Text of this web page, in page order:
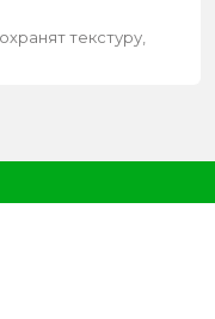
текстуру,